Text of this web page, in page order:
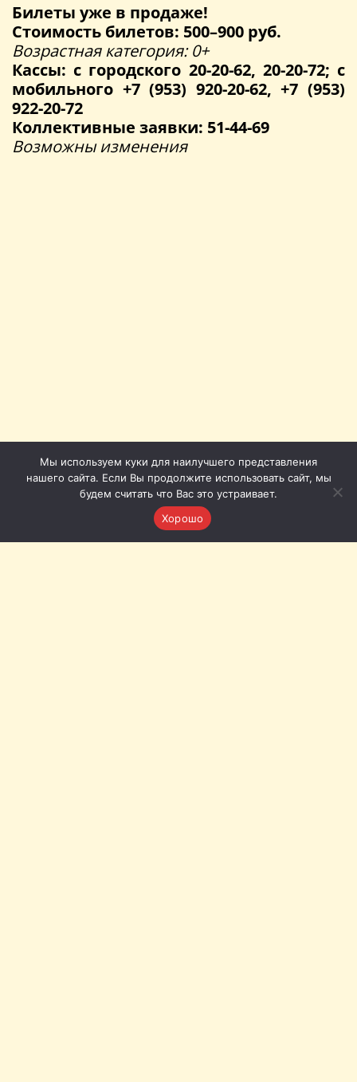
Билеты уже в продаже!
Стоимость билетов: 500–900 руб.
Возрастная категория: 0+
Кассы: с городского 20-20-62, 20-20-72; с
мобильного +7 (953) 920-20-62, +7 (953)
922-20-72
Коллективные заявки: 51-44-69
Возможны изменения
Мы используем куки для наилучшего представления
нашего сайта. Если Вы продолжите использовать сайт, мы
будем считать что Вас это устраивает.
Хорошо